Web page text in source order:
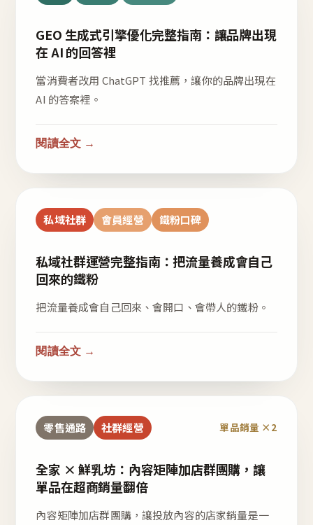
GEO 生成式引擎優化完整指南：讓品牌出現
在 AI 的回答裡
當消費者改用 ChatGPT 找推薦，讓你的品牌出現在
AI 的答案裡。
閱讀全文 →
私域社群 會員經營 鐵粉口碑
私域社群運營完整指南：把流量養成會自己
回來的鐵粉
把流量養成會自己回來、會開口、會帶人的鐵粉。
閱讀全文 →
零售通路 社群經營 單品銷量 ×2
全家 × 鮮乳坊：內容矩陣加店群團購，讓
單品在超商銷量翻倍
內容矩陣加店群團購，讓投放內容的店家銷量是一